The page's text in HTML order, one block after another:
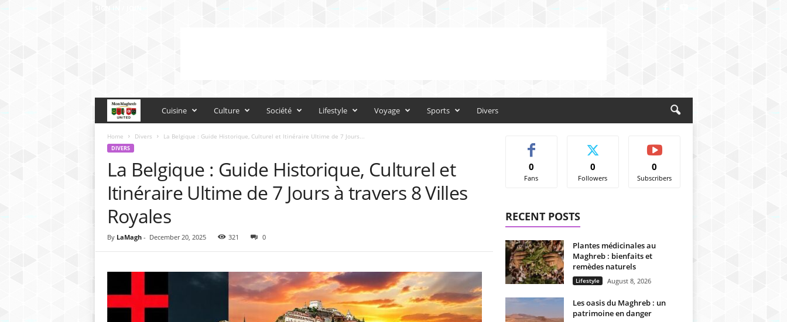
SIGN IN / JOIN
n
a
g
Cuisine Culture Société Lifestyle Voyage Sports Divers
Home Divers La Belgique : Guide Historique, Culturel et Itinéraire Ultime de 7 Jours...
DIVERS
La Belgique : Guide Historique, Culturel et
Itinéraire Ultime de 7 Jours à travers 8 Villes
Royales
By LaMagh- December 20, 2025 321 0
0
Fans
0
Followers
0
Subscribers
RECENT POSTS
Plantes médicinales au
Maghreb : bienfaits et
remèdes naturels
Lifestyle August 8, 2026
Les oasis du Maghreb : un
patrimoine en danger